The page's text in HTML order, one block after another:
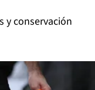
y conservación